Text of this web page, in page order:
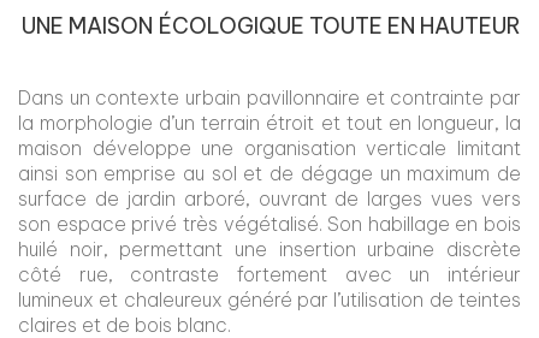
UNE MAISON ÉCOLOGIQUE TOUTE EN HAUTEUR
Dans un contexte urbain pavillonnaire et contrainte par
la morphologie d’un terrain étroit et tout en longueur, la
maison développe une organisation verticale limitant
ainsi son emprise au sol et de dégage un maximum de
surface de jardin arboré, ouvrant de larges vues vers
son espace privé très végétalisé. Son habillage en bois
huilé noir, permettant une insertion urbaine discrète
côté rue, contraste fortement avec un intérieur
lumineux et chaleureux généré par l’utilisation de teintes
claires et de bois blanc.